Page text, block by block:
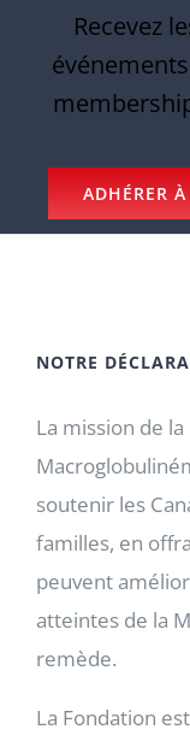
Recevez
ADHÉRER
NOTRE
La mission de
soutenir les
familles, en
peuvent
atteintes de la
remède.
La Fondation